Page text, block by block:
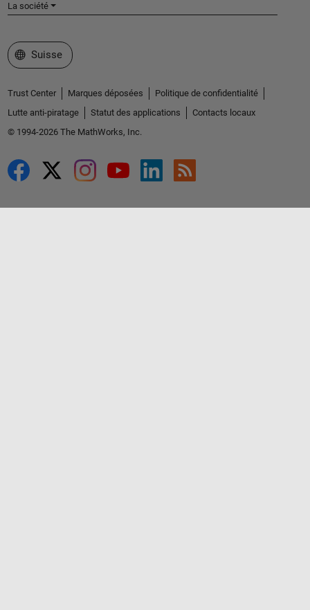
La société
Sélectionner un site web
Suisse
Trust Center Marques déposées
Politique de confidentialité
Lutte anti-piratage
Statut des applications
Contacts locaux
© 1994-2026 The MathWorks, Inc.